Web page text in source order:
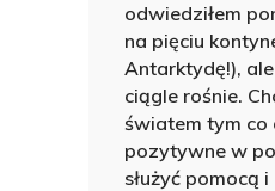
odwiedziłem
na pięciu
Antarktydę!),
ciągle rośnie.
światem tym co
pozytywne w
służyć pomocą